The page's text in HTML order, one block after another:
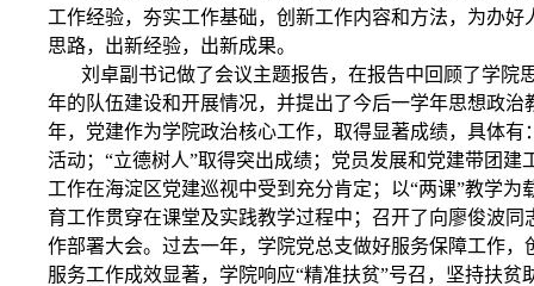
工作经验，夯实工作基础，创新工作内容和方法，为办好
思路，出新经验，出新成果。
刘卓副书记做了会议主题报告，在报告中回顾了学院
年的队伍建设和开展情况，并提出了今后一学年思想政治
年，党建作为学院政治核心工作，取得显著成绩，具体有
活动；“立德树人”取得突出成绩；党员发展和党建带团建
工作在海淀区党建巡视中受到充分肯定；以“两课”教学为
育工作贯穿在课堂及实践教学过程中；召开了向廖俊波同
作部署大会。过去一年，学院党总支做好服务保障工作，
服务工作成效显著，学院响应“精准扶贫”号召，坚持扶贫